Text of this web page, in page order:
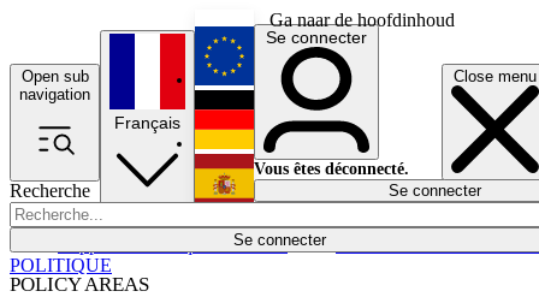
Ga naar de hoofdinhoud
Open sub
navigation
Close menu
Recherche
Se connecter
POLICY AREAS
Économie
Français
English
Deutsch
Español
Se connecter
Vous êtes déconnecté.
Se connecter
POLITIQUE